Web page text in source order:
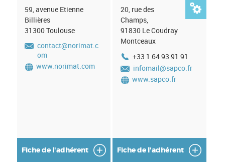
59, avenue Etienne
Billières
31300 Toulouse
contact@norimat.c
om
www.norimat.com
Fiche de l'adhérent

20, rue des
Champs,
91830 Le Coudray
Montceaux
+33 1 64 93 91 91
infomail@sapco.fr
www.sapco.fr
Fiche de l'adhérent